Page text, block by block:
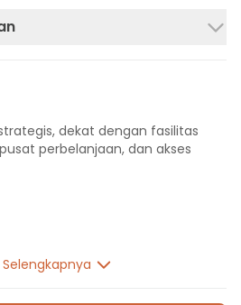
dekat dengan fasilitas
perbelanjaan, dan akses